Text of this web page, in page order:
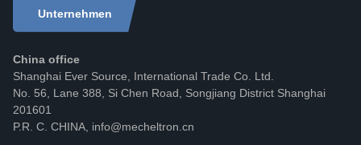
Unternehmen
China office
Shanghai Ever Source, International Trade Co. Ltd.
No. 56, Lane 388, Si Chen Road, Songjiang District Shanghai
201601
P.R. C. CHINA, info@mecheltron.cn